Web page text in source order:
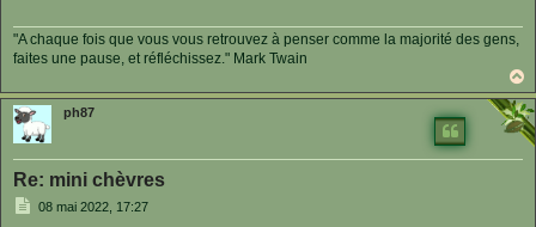
"A chaque fois que vous vous retrouvez à penser comme la majorité des gens,
faites une pause, et réfléchissez." Mark Twain
a
u
t
ph87
Re: mini chèvres
M
08 mai 2022, 17:27